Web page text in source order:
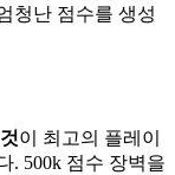
청난 점수를 생성
이 최고의 플레이
. 500k 점수 장벽을